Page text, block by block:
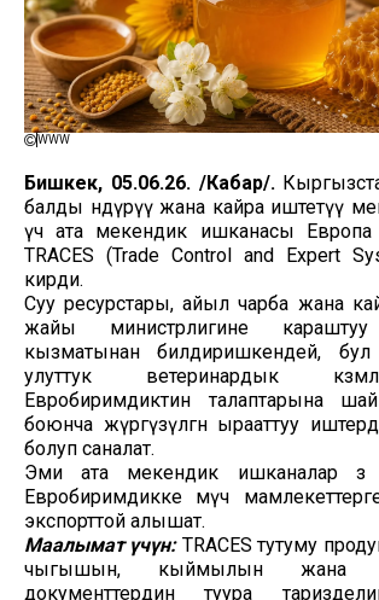
WWW
Бишкек, 05.06.26. /Кабар/.
балды өндүрүү жана кайра иштетүү
үч ата мекендик ишканасы Европа
TRACES (Trade Control and Expert
кирди.
Суу ресурстары, айыл чарба жана
жайы министрлигине караштуу
кызматынан билдиришкендей,
улуттук ветеринардык
Евробиримдиктин талаптарына
боюнча жүргүзүлгөн ырааттуу
болуп саналат.
Эми ата мекендик ишканалар өз
Евробиримдикке мүчө
экспорттой алышат.
Маалымат үчүн:TRACES тутуму
чыгышын, кыймылын жана
документтердин туура